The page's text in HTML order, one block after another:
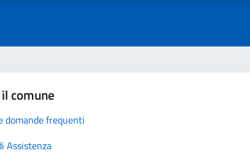
comune
domande frequenti
Assistenza